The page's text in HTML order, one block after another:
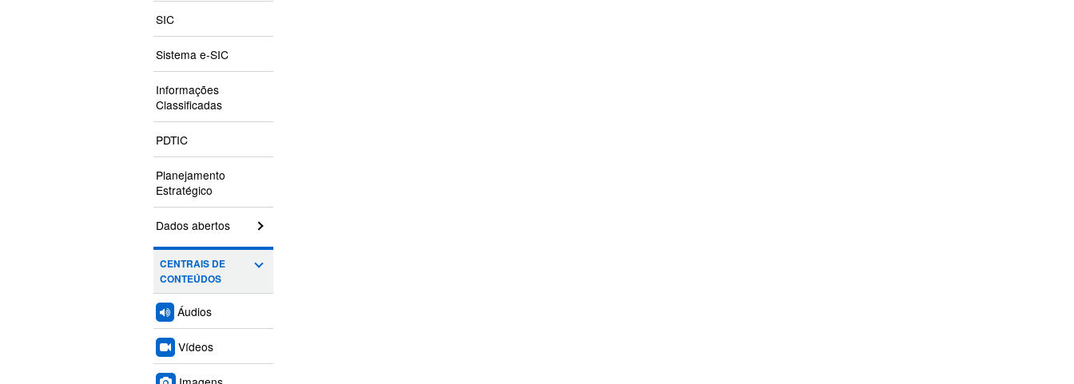
SIC
Sistema e-SIC
Informações
Classificadas
PDTIC
Planejamento
Estratégico
Dados abertos
CENTRAIS DE
CONTEÚDOS
Áudios
Vídeos